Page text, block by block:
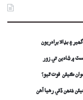
۽ بڊالا برادريون
ڪيئن فوت ٿيو؟
مُنھن ڏئي رهيا آهن